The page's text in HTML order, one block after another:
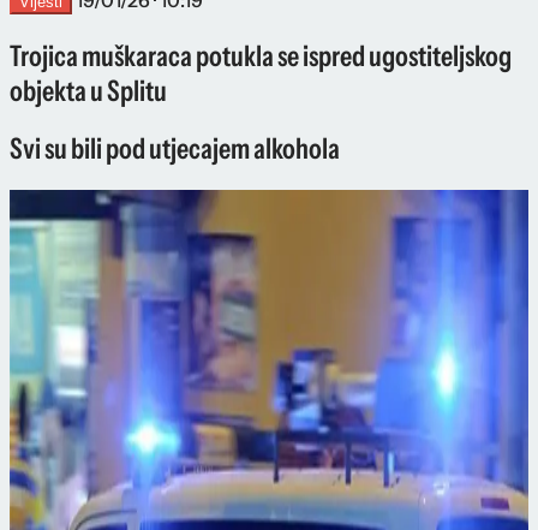
Trojica muškaraca potukla se ispred ugostiteljskog
objekta u Splitu
Svi su bili pod utjecajem alkohola